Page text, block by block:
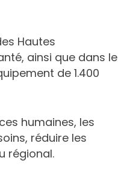
Hautes
ainsi que dans le
de 1.400
humaines, les
réduire les
régional.